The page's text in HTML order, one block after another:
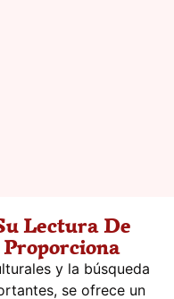
Lectura De
y la búsqueda
se ofrece un